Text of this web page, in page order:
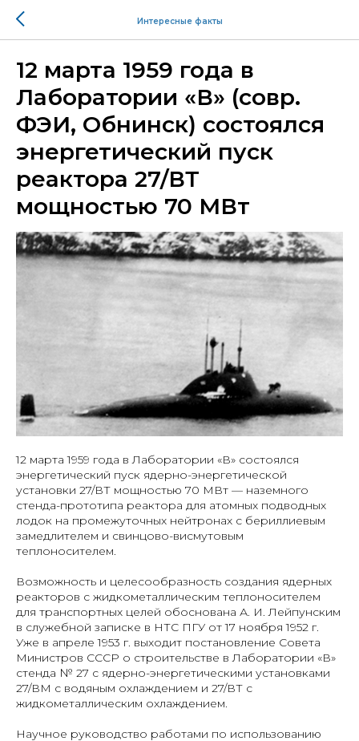
Интересные факты
12 марта 1959 года в
Лаборатории «В» (совр.
ФЭИ, Обнинск) состоялся
энергетический пуск
реактора 27/ВТ
мощностью 70 МВт
12 марта 1959 года в Лаборатории «В» состоялся
энергетический пуск ядерно-энергетической
установки 27/ВТ мощностью 70 МВт — наземного
стенда-прототипа реактора для атомных подводных
лодок на промежуточных нейтронах с бериллиевым
замедлителем и свинцово-висмутовым
теплоносителем.
Возможность и целесообразность создания ядерных
реакторов с жидкометаллическим теплоносителем
для транспортных целей обоснована А. И. Лейпунским
в служебной записке в НТС ПГУ от 17 ноября 1952 г.
Уже в апреле 1953 г. выходит постановление Совета
Министров СССР о строительстве в Лаборатории «В»
стенда № 27 с ядерно-энергетическими установками
27/ВМ с водяным охлаждением и 27/ВТ с
жидкометаллическим охлаждением.
Научное руководство работами по использованию